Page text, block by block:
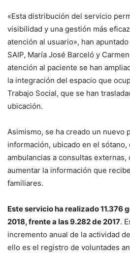
«Esta distribución del servicio
visibilidad y una gestión más
atención al usuario», han
SAIP, María José Barceló y
atención al paciente se han
la integración del espacio que
Trabajo Social, que se han
ubicación.
Asimismo, se ha creado un nuevo
información, ubicado en el sótano,
ambulancias a consultas
aumentar la información que
familiares.
Este servicio ha realizado 11.376
2018, frente a las 9.282 de 2017.
incremento anual de la actividad
ello es el registro de voluntades